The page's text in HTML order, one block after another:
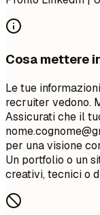
Cosa mettere
Le tue
recruiter vedono.
Assicurati che il
per una visione
Un portfolio o un
creativi, tecnici o